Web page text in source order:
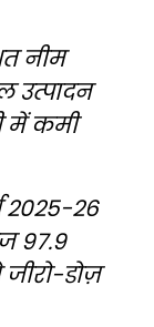
नीम
उत्पादन
में कमी
2025-26
97.9
जीरो-डोज़